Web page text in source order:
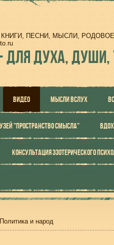
КНИГИ, ПЕСНИ, МЫСЛИ,
ДЛЯ ДУХА, ДУШИ,
ВИДЕО МЫСЛИ ВСЛУХ
"ПРОСТРАНСТВО СМЫСЛА"
КОНСУЛЬТАЦИЯ ЭЗОТЕРИЧЕСКОГО
Политика и народ